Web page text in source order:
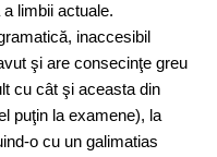
limbii actuale.
inaccesibil
şi are consecinţe greu
cu cât şi aceasta din
puţin la examene), la
o cu un galimatias